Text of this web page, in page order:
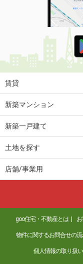
賃貸
新築マンション
新築一戸建て
土地を探す
店舗/事業用
goo住宅・不動産とは
物件に関するお問合せの流
個人情報の取り扱